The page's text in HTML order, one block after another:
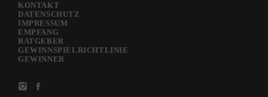
KONTAKT
DATENSCHUTZ
IMPRESSUM
EMPFANG
RATGEBER
GEWINNSPIELRICHTLINIE
GEWINNER